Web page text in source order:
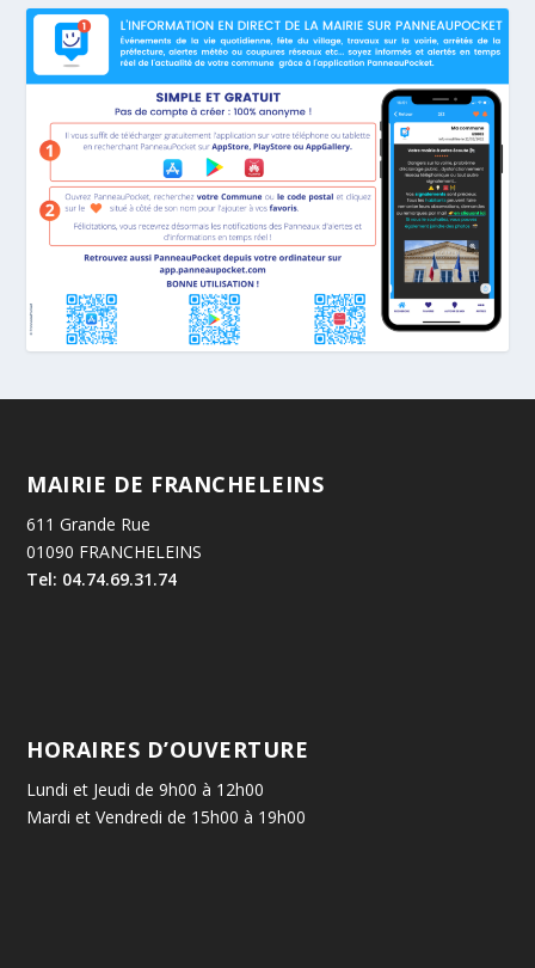
MAIRIE DE FRANCHELEINS
611 Grande Rue
01090 FRANCHELEINS
Tel: 04.74.69.31.74
HORAIRES D’OUVERTURE
Lundi et Jeudi de 9h00 à 12h00
Mardi et Vendredi de 15h00 à 19h00